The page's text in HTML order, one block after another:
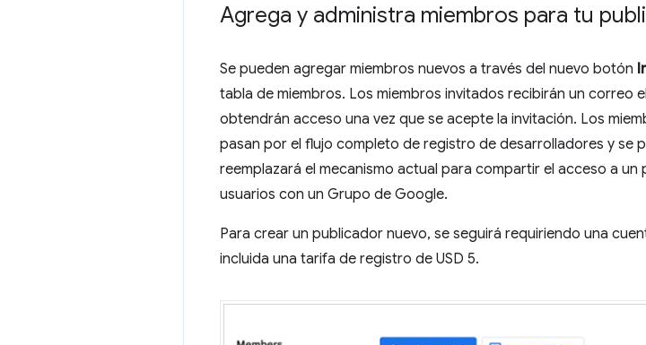
Agrega y administra miembros para tu
Se pueden agregar miembros nuevos a través del nuevo botón
tabla de miembros. Los miembros invitados recibirán un
obtendrán acceso una vez que se acepte la invitación. Los
pasan por el flujo completo de registro de desarrolladores y se
reemplazará el mecanismo actual para compartir el acceso a
usuarios con un Grupo de Google.
Para crear un publicador nuevo, se seguirá requiriendo una
incluida una tarifa de registro de USD 5.